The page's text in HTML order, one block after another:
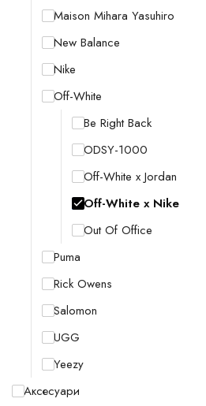
Maison Mihara Yasuhiro
New Balance
Nike
Off-White
Be Right Back
ODSY-1000
Off-White x Jordan
Off-White x Nike
Out Of Office
Puma
Rick Owens
Salomon
UGG
Yeezy
Аксесуари